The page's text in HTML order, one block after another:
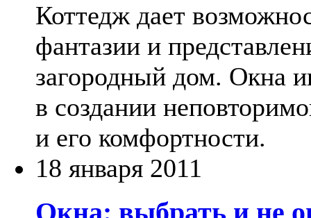
Коттедж дает
фантазии и
загородный дом. Окна
в создании
и его комфортности.
18 января 2011